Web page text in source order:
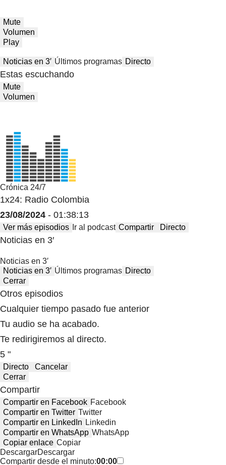
Mute
Volumen
Play
Noticias en 3′ Últimos programas Directo
Estas escuchando
Mute
Volumen
Crónica 24/7
1x24: Radio Colombia
23/08/2024 - 01:38:13
Ver más episodios Ir al podcast Compartir Directo
Noticias en 3′
Noticias en 3′
Noticias en 3′ Últimos programas Directo
Cerrar
Otros episodios
Cualquier tiempo pasado fue anterior
Tu audio se ha acabado.
Te redirigiremos al directo.
5 "
Directo
Cancelar
Cerrar
Compartir
Compartir en Facebook Facebook
Compartir en Twitter Twitter
Compartir en LinkedIn Linkedin
Compartir en WhatsApp WhatsApp
Copiar enlace Copiar
DescargarDescargar
Compartir desde el minuto:00:00